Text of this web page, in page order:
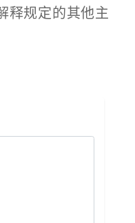
规定的其他主